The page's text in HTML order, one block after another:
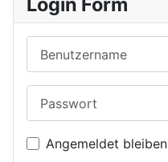
Angemeldet bleiben